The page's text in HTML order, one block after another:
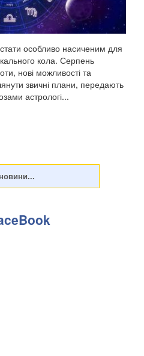
особливо насиченим для
кола. Серпень
нові можливості та
звичні плани, передають
астрологі...